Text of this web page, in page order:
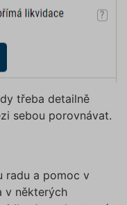
třeba detailně
sebou porovnávat.
radu a pomoc v
v některých